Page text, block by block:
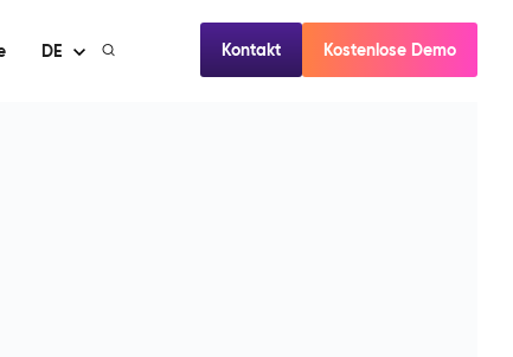
DE Kontakt Kostenlose Demo